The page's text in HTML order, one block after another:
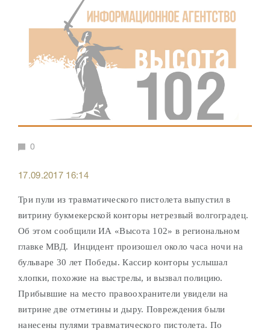
0
17.09.2017 16:14
Три пули из травматического пистолета выпустил в
витрину букмекерской конторы нетрезвый волгоградец.
Об этом сообщили ИА «Высота 102» в региональном
главке МВД. Инцидент произошел около часа ночи на
бульваре 30 лет Победы. Кассир конторы услышал
хлопки, похожие на выстрелы, и вызвал полицию.
Прибывшие на место правоохранители увидели на
витрине две отметины и дыру. Повреждения были
нанесены пулями травматического пистолета. По